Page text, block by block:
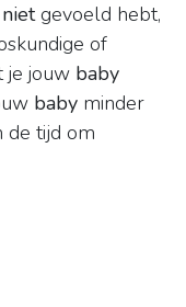
nietgevoeld hebt,
of
je jouw baby
baby minder
de tijd om